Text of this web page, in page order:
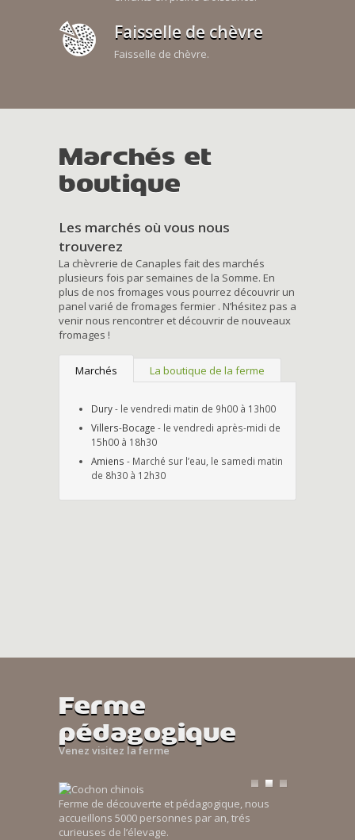
Faisselle de chèvre
Faisselle de chèvre.
Marchés et
boutique
Les marchés où vous nous
trouverez
La chèvrerie de Canaples fait des marchés
plusieurs fois par semaines de la Somme. En
plus de nos fromages vous pourrez découvrir un
panel varié de fromages fermier . N’hésitez pas a
venir nous rencontrer et découvrir de nouveaux
fromages !
Marchés La boutique de la ferme
Dury- le vendredi matin de 9h00 à 13h00
Villers-Bocage - le vendredi après-midi de
15h00 à 18h30
Amiens - Marché sur l’eau, le samedi matin
de 8h30 à 12h30
Ferme
pédagogique
Venez visitez la ferme
Ferme de découverte et pédagogique, nous
accueillons 5000 personnes par an, trés
curieuses de l’élevage.